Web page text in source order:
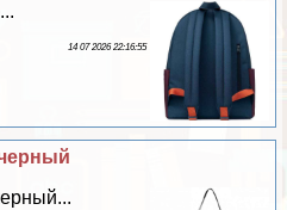
14 07 2026 22:16:55